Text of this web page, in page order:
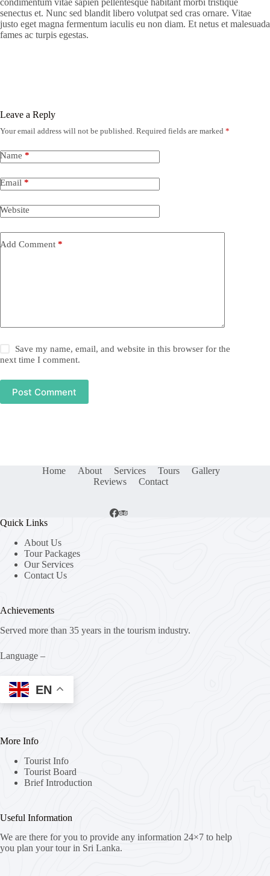
condimentum vitae sapien pellentesque habitant morbi tristique
senectus et. Nunc sed blandit libero volutpat sed cras ornare. Vitae
justo eget magna fermentum iaculis eu non diam. Et netus et malesuada
fames ac turpis egestas.
Leave a Reply
Your email address will not be published. Required fields are marked *
Name *
Email *
Website
Add Comment *
Save my name, email, and website in this browser for the
next time I comment.
Post Comment
Home About Services Tours
Gallery
Reviews
Contact
Quick Links
About Us
Tour Packages
Our Services
Contact Us
Achievements
Served more than 35 years in the tourism industry.
Language –
EN
More Info
Tourist Info
Tourist Board
Brief Introduction
Useful Information
We are there for you to provide any information 24×7 to help
you plan your tour in Sri Lanka.